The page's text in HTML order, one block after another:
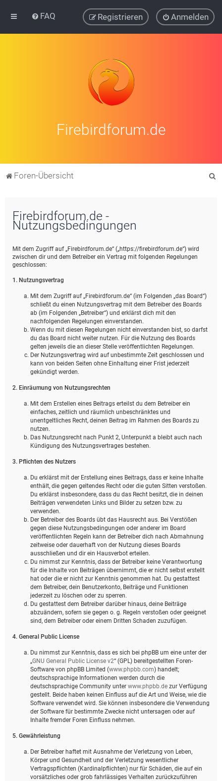
FAQ Anmelden
Registrieren
Firebirdforum.de
Foren-Übersicht
Firebirdforum.de -
Nutzungsbedingungen
Mit dem Zugriff auf „Firebirdforum.de“ („https://firebirdforum.de“) wird
zwischen dir und dem Betreiber ein Vertrag mit folgenden Regelungen
geschlossen:
1. Nutzungsvertrag
Mit dem Zugriff auf „Firebirdforum.de“ (im Folgenden „das Board“)
schließt du einen Nutzungsvertrag mit dem Betreiber des Boards
ab (im Folgenden „Betreiber“) und erklärst dich mit den
nachfolgenden Regelungen einverstanden.
Wenn du mit diesen Regelungen nicht einverstanden bist, so darfst
du das Board nicht weiter nutzen. Für die Nutzung des Boards
gelten jeweils die an dieser Stelle veröffentlichten Regelungen.
Der Nutzungsvertrag wird auf unbestimmte Zeit geschlossen und
kann von beiden Seiten ohne Einhaltung einer Frist jederzeit
gekündigt werden.
2. Einräumung von Nutzungsrechten
Mit dem Erstellen eines Beitrags erteilst du dem Betreiber ein
einfaches, zeitlich und räumlich unbeschränktes und
unentgeltliches Recht, deinen Beitrag im Rahmen des Boards zu
nutzen.
Das Nutzungsrecht nach Punkt 2, Unterpunkt a bleibt auch nach
Kündigung des Nutzungsvertrages bestehen.
3. Pflichten des Nutzers
Du erklärst mit der Erstellung eines Beitrags, dass er keine Inhalte
enthält, die gegen geltendes Recht oder die guten Sitten verstoßen.
Du erklärst insbesondere, dass du das Recht besitzt, die in deinen
Beiträgen verwendeten Links und Bilder zu setzen bzw. zu
verwenden.
Der Betreiber des Boards übt das Hausrecht aus. Bei Verstößen
gegen diese Nutzungsbedingungen oder anderer im Board
veröffentlichten Regeln kann der Betreiber dich nach Abmahnung
zeitweise oder dauerhaft von der Nutzung dieses Boards
ausschließen und dir ein Hausverbot erteilen.
Du nimmst zur Kenntnis, dass der Betreiber keine Verantwortung
für die Inhalte von Beiträgen übernimmt, die er nicht selbst erstellt
hat oder die er nicht zur Kenntnis genommen hat. Du gestattest
dem Betreiber, dein Benutzerkonto, Beiträge und Funktionen
jederzeit zu löschen oder zu sperren.
Du gestattest dem Betreiber darüber hinaus, deine Beiträge
abzuändern, sofern sie gegen o. g. Regeln verstoßen oder geeignet
sind, dem Betreiber oder einem Dritten Schaden zuzufügen.
4. General Public License
Du nimmst zur Kenntnis, dass es sich bei phpBB um eine unter der
„GNU General Public License v2“ (GPL) bereitgestellten Foren-
Software von phpBB Limited (www.phpbb.com) handelt;
deutschsprachige Informationen werden durch die
deutschsprachige Community unter www.phpbb.de zur Verfügung
gestellt. Beide haben keinen Einfluss auf die Art und Weise, wie die
Software verwendet wird. Sie können insbesondere die Verwendung
der Software für bestimmte Zwecke nicht untersagen oder auf
Inhalte fremder Foren Einfluss nehmen.
5. Gewährleistung
Der Betreiber haftet mit Ausnahme der Verletzung von Leben,
Körper und Gesundheit und der Verletzung wesentlicher
Vertragspflichten (Kardinalpflichten) nur für Schäden, die auf ein
vorsätzliches oder grob fahrlässiges Verhalten zurückzuführen